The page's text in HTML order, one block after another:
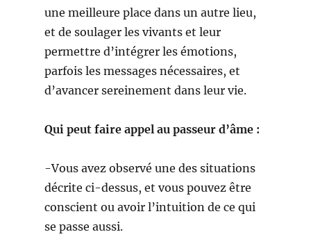
une meilleure place dans un autre lieu,
et de soulager les vivants et leur
permettre d’intégrer les émotions,
parfois les messages nécessaires, et
d’avancer sereinement dans leur vie.
Qui peut faire appel au passeur d’âme :
-Vous avez observé une des situations
décrite ci-dessus, et vous pouvez être
conscient ou avoir l’intuition de ce qui
se passe aussi.